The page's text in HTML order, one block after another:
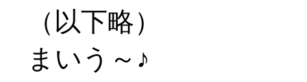
（以下略）
まいう～♪